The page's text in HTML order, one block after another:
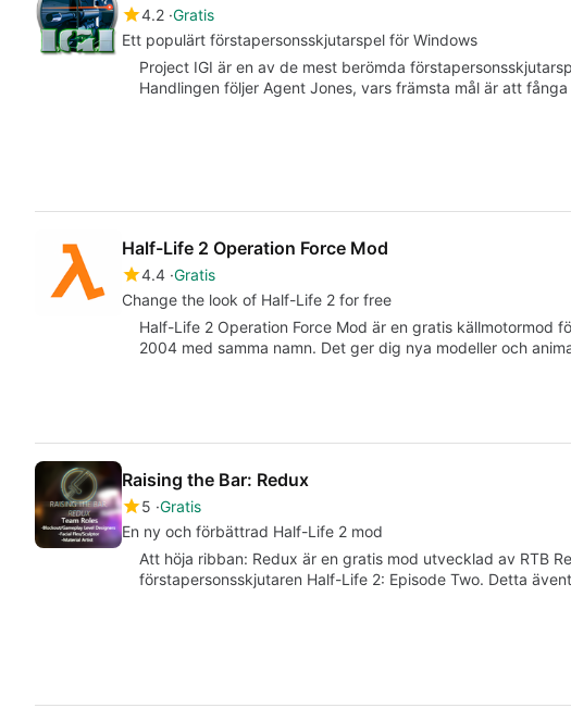
4.2 Gratis
Ett populärt förstapersonsskjutarspel för Windows
Project IGI är en av de mest berömda
Handlingen följer Agent Jones, vars främsta mål är att
Half-Life 2 Operation Force Mod
4.4 Gratis
Change the look of Half-Life 2 for free
Half-Life 2 Operation Force Mod är en gratis källmotormod
2004 med samma namn. Det ger dig nya modeller och
Raising the Bar: Redux
5 Gratis
En ny och förbättrad Half-Life 2 mod
Att höja ribban: Redux är en gratis mod utvecklad av RTB
förstapersonsskjutaren Half-Life 2: Episode Two. Detta